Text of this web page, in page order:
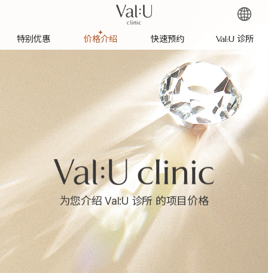
特别优惠 价格介绍 快速预约 Val:U 诊所
为您介绍 Val:U 诊所 的项目价格